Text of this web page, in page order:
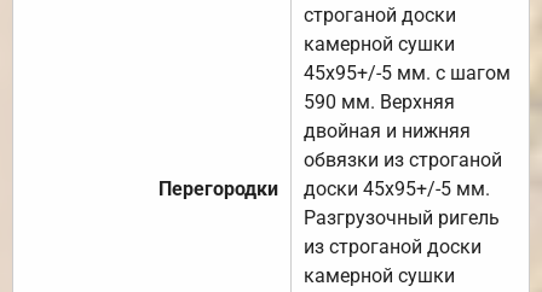
Перегородки
строганой доски
камерной сушки
45х95+/-5 мм. с шагом
590 мм. Верхняя
двойная и нижняя
обвязки из строганой
доски 45х95+/-5 мм.
Разгрузочный ригель
из строганой доски
камерной сушки